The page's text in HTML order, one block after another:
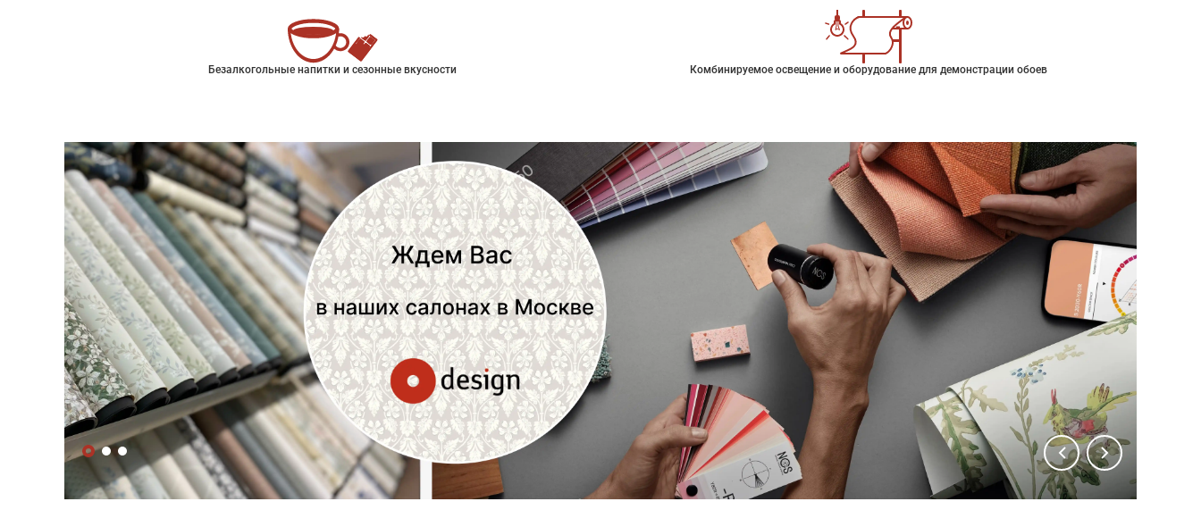
Безалкогольные напитки и сезонные вкусности Комбинируемое освещение и оборудование для демонстрации обоев